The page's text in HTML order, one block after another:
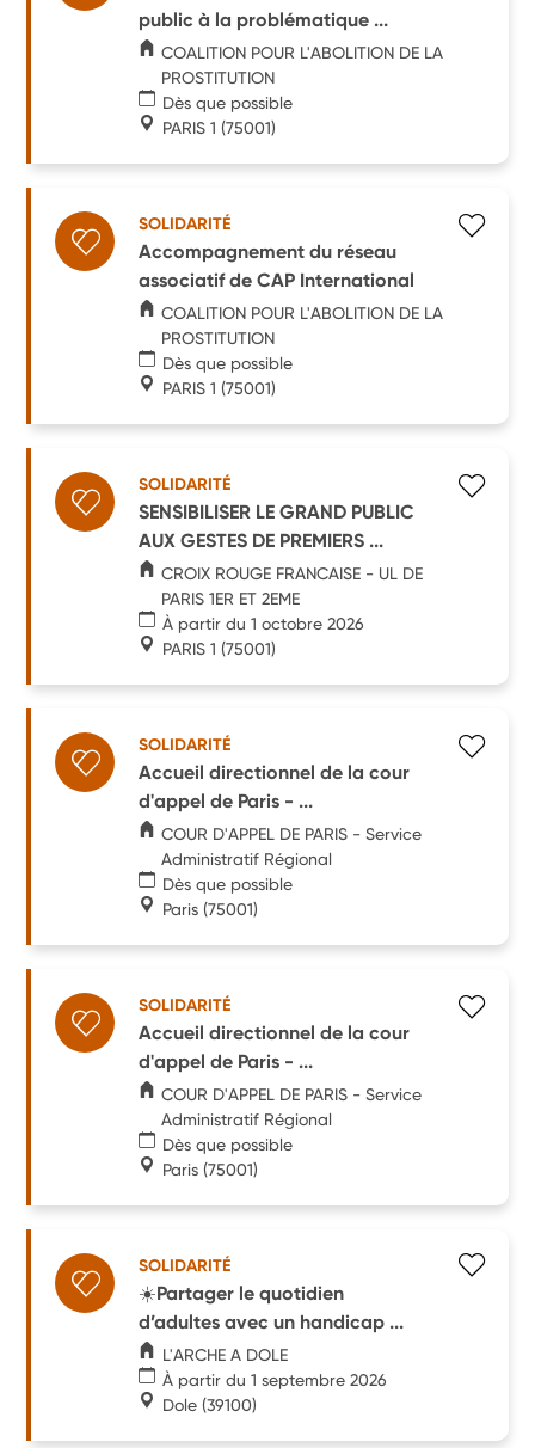
public à la problématique ...
COALITION POUR L'ABOLITION DE LA
PROSTITUTION
Dès que possible
PARIS 1 (75001)
SOLIDARITÉ
Accompagnement du réseau
associatif de CAP International
COALITION POUR L'ABOLITION DE LA
PROSTITUTION
Dès que possible
PARIS 1 (75001)
SOLIDARITÉ
SENSIBILISER LE GRAND PUBLIC
AUX GESTES DE PREMIERS ...
CROIX ROUGE FRANCAISE - UL DE
PARIS 1ER ET 2EME
À partir du 1 octobre 2026
PARIS 1 (75001)
SOLIDARITÉ
Accueil directionnel de la cour
d'appel de Paris - ...
COUR D'APPEL DE PARIS - Service
Administratif Régional
Dès que possible
Paris (75001)
SOLIDARITÉ
Accueil directionnel de la cour
d'appel de Paris - ...
COUR D'APPEL DE PARIS - Service
Administratif Régional
Dès que possible
Paris (75001)
SOLIDARITÉ
☀️Partager le quotidien
d’adultes avec un handicap ...
L'ARCHE A DOLE
À partir du 1 septembre 2026
Dole (39100)